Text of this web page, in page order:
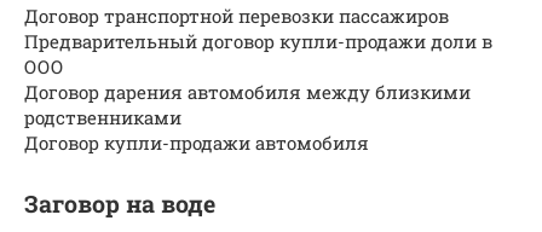
Договор транспортной перевозки пассажиров
Предварительный договор купли-продажи доли в
ООО
Договор дарения автомобиля между близкими
родственниками
Договор купли-продажи автомобиля
Заговор на воде